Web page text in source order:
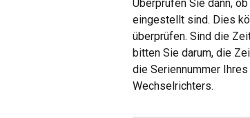
Überprüfen Sie dann,
eingestellt sind. Dies
überprüfen. Sind die
bitten Sie darum, die
die Seriennummer
Wechselrichters.